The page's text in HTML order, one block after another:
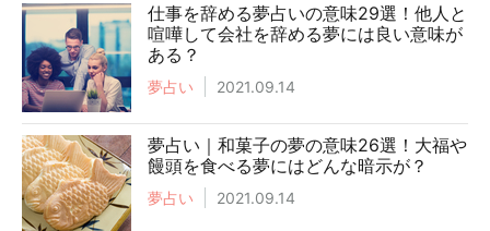
仕事を辞める夢占いの意味29選！他人と
喧嘩して会社を辞める夢には良い意味が
ある？
夢占い 2021.09.14
夢占い｜和菓子の夢の意味26選！大福や
饅頭を食べる夢にはどんな暗示が？
夢占い 2021.09.14